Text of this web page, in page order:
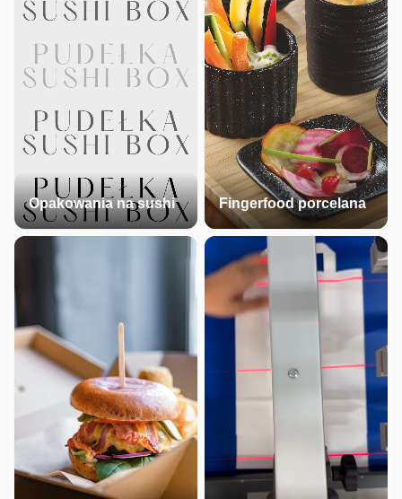
Opakowania na sushi Fingerfood porcelana